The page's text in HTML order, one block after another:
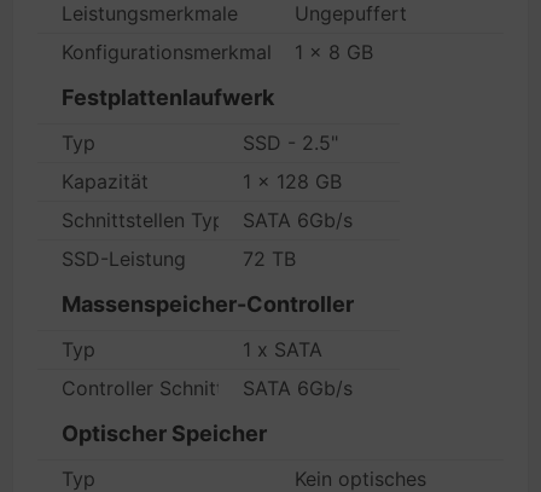
Leistungsmerkmale
Ungepuffert
Konfigurationsmerkmale
1 x 8 GB
Festplattenlaufwerk
Typ
SSD - 2.5"
Kapazität
1 x 128 GB
Schnittstellen Typ
SATA 6Gb/s
SSD-Leistung
72 TB
Massenspeicher-Controller
Typ
1 x SATA
Controller Schnittstellentyp
SATA 6Gb/s
Optischer Speicher
Typ
Kein optisches